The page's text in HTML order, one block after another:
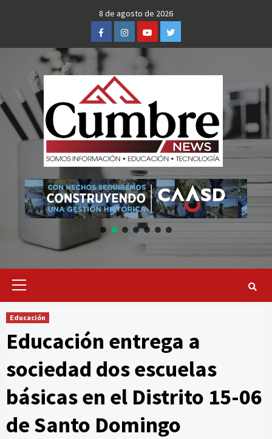
8 de agosto de 2026
FacebookInstagramYoutubeTwitter
Primary
Educación
Educación entrega a
sociedad dos escuelas
básicas en el Distrito 15-06
de Santo Domingo